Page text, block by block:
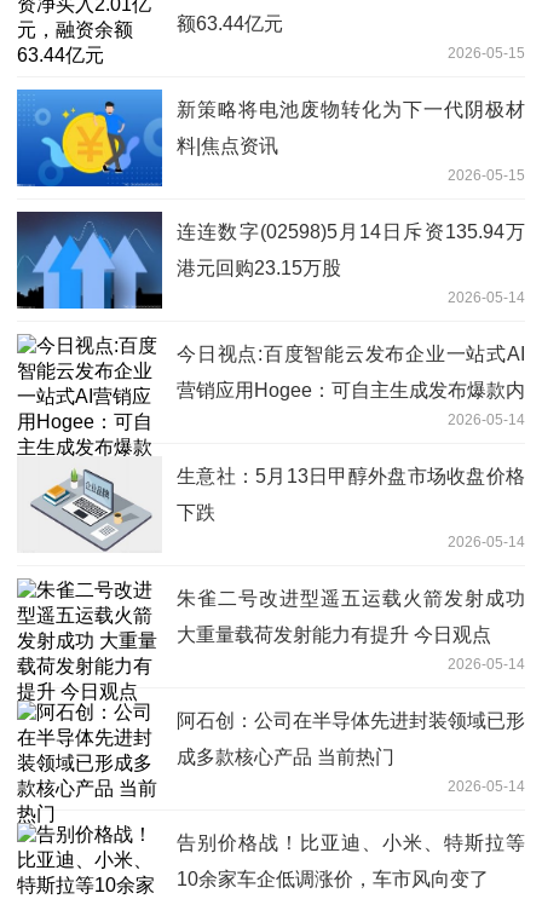
额63.44亿元
2026-05-15
新策略将电池废物转化为下一代阴极材
料|焦点资讯
2026-05-15
连连数字(02598)5月14日斥资135.94万
港元回购23.15万股
2026-05-14
今日视点:百度智能云发布企业一站式AI
营销应用Hogee：可自主生成发布爆款内
2026-05-14
生意社：5月13日甲醇外盘市场收盘价格
下跌
2026-05-14
朱雀二号改进型遥五运载火箭发射成功
大重量载荷发射能力有提升 今日观点
2026-05-14
阿石创：公司在半导体先进封装领域已形
成多款核心产品 当前热门
2026-05-14
告别价格战！比亚迪、小米、特斯拉等
10余家车企低调涨价，车市风向变了